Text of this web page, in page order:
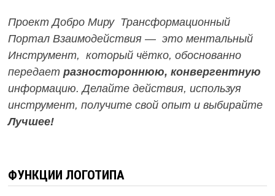
Проект Добро Миру Трансформационный
Портал Взаимодействия — это ментальный
Инструмент, который чётко, обоснованно
передает разностороннюю, конвергентную
информацию. Делайте действия, используя
инструмент, получите свой опыт и выбирайте
Лучшее!
ФУНКЦИИ ЛОГОТИПА